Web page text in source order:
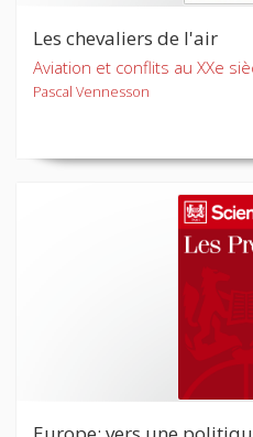
Les chevaliers de l'air
Aviation et conflits au XXe
Pascal Vennesson